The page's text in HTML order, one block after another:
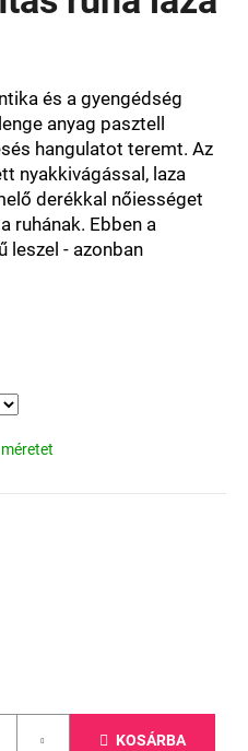
és a gyengédség
anyag pasztell
hangulatot teremt. Az
nyakkivágással, laza
derékkal nőiességet
ruhának. Ebben a
leszel - azonban
KOSÁRBA